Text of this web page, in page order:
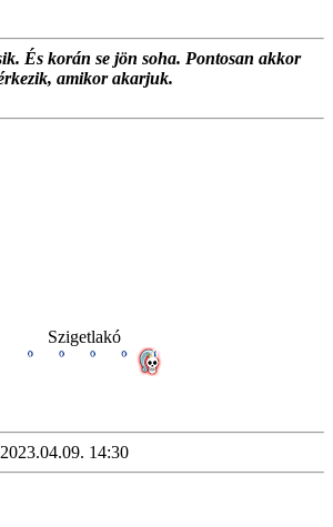
És korán se jön soha. Pontosan akkor
amikor akarjuk.
Szigetlakó
14:30